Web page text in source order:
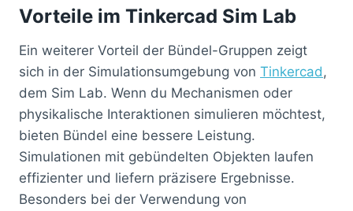
Vorteile im Tinkercad Sim Lab
Ein weiterer Vorteil der Bündel-Gruppen zeigt
sich in der Simulationsumgebung von Tinkercad ,
dem Sim Lab. Wenn du Mechanismen oder
physikalische Interaktionen simulieren möchtest,
bieten Bündel eine bessere Leistung.
Simulationen mit gebündelten Objekten laufen
effizienter und liefern präzisere Ergebnisse.
Besonders bei der Verwendung von